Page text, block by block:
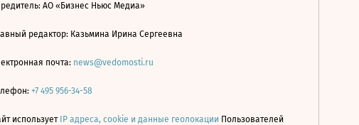
АО «Бизнес Ньюс Медиа»
редактор: Казьмина Ирина Сергеевна
почта: news@vedomosti.ru
+7 495 956-34-58
использует IP адреса, cookie и данные геолокации Пользователей